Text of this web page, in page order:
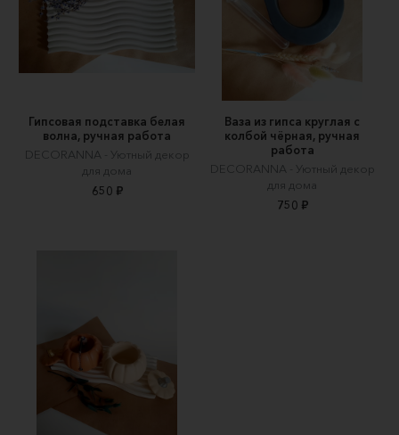
Гипсовая подставка белая
волна, ручная работа
DECORANNA - Уютный декор
для дома
650 ₽
Ваза из гипса круглая с
колбой чёрная, ручная
работа
DECORANNA - Уютный декор
для дома
750 ₽